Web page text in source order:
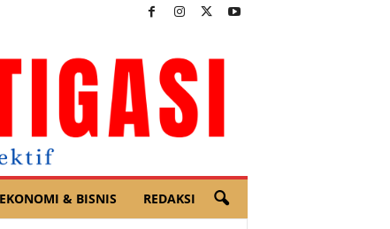
EKONOMI & BISNIS REDAKSI